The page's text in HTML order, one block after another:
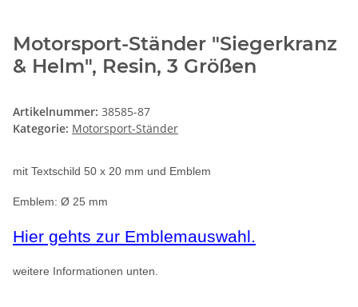
Motorsport-Ständer "Siegerkranz
& Helm", Resin, 3 Größen
Artikelnummer: 38585-87
Kategorie: Motorsport-Ständer
mit Textschild 50 x 20 mm und Emblem
Emblem: Ø 25 mm
Hier gehts zur Emblemauswahl.
weitere Informationen unten.